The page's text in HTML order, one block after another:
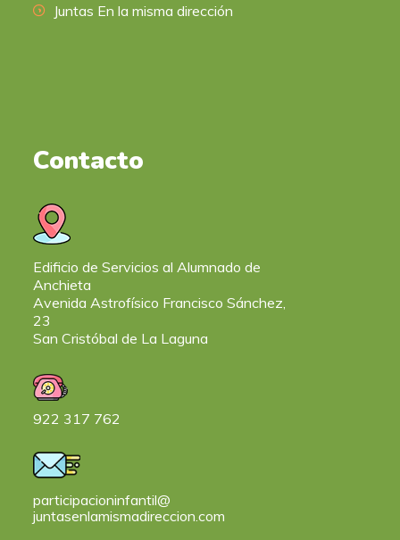
Juntas En la misma dirección
Contacto
Edificio de Servicios al Alumnado de
Anchieta
Avenida Astrofísico Francisco Sánchez,
23
San Cristóbal de La Laguna
922 317 762
participacioninfantil@
juntasenlamismadireccion.com